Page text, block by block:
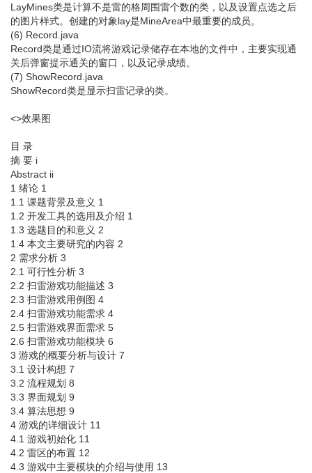
LayMines类是计算不是雷的格周围雷个数的类，以及设置点选之后
的图片样式。创建的对象lay是MineArea中最重要的成员。
(6) Record.java
Record类是通过IO流将游戏记录储存在本地的文件中，主要实现通
关后弹窗提示通关的窗口，以及记录成绩。
(7) ShowRecord.java
ShowRecord类是显示扫雷记录的类。
<>效果图
目 录
摘 要 i
Abstract ii
1 绪论 1
1.1 课题背景及意义 1
1.2 开发工具的选用及介绍 1
1.3 选题目的和意义 2
1.4 本文主要研究的内容 2
2 需求分析 3
2.1 可行性分析 3
2.2 扫雷游戏功能描述 3
2.3 扫雷游戏用例图 4
2.4 扫雷游戏功能需求 4
2.5 扫雷游戏界面需求 5
2.6 扫雷游戏功能模块 6
3 游戏的概要分析与设计 7
3.1 设计构想 7
3.2 流程规划 8
3.3 界面规划 9
3.4 算法思想 9
4 游戏的详细设计 11
4.1 游戏初始化 11
4.2 雷区的布置 12
4.3 游戏中主要模块的介绍与使用 13